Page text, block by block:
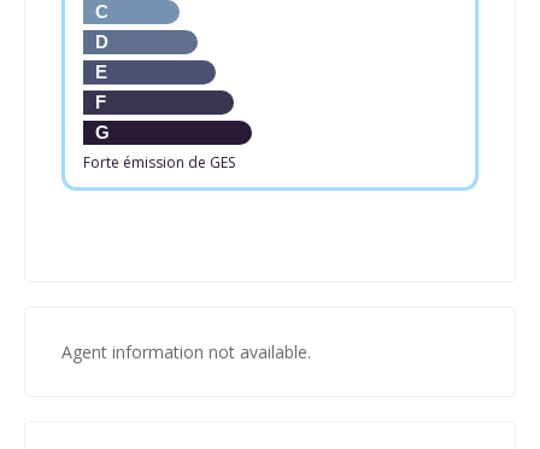
C
D
E
F
G
Forte émission de GES
Agent information not available.